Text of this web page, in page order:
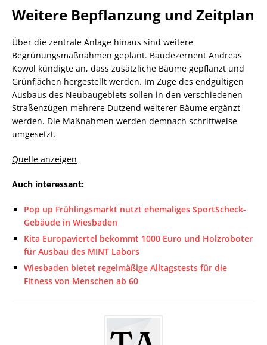
Weitere Bepflanzung und Zeitplan
Über die zentrale Anlage hinaus sind weitere
Begrünungsmaßnahmen geplant. Baudezernent Andreas
Kowol kündigte an, dass zusätzliche Bäume gepflanzt und
Grünflächen hergestellt werden. Im Zuge des endgültigen
Ausbaus des Neubaugebiets sollen in den verschiedenen
Straßenzügen mehrere Dutzend weiterer Bäume ergänzt
werden. Die Maßnahmen werden demnach schrittweise
umgesetzt.
Quelle anzeigen
Auch interessant:
Pop up Frühlingsmarkt nutzt ehemaliges SportScheck-
Gebäude in Wiesbaden
Kita Europaviertel bekommt 1000 Euro und Holzroboter
für Ausbau des MINT Labors
Wiesbaden bietet regelmäßige Alltagstests für die
Fitness von Menschen ab 60